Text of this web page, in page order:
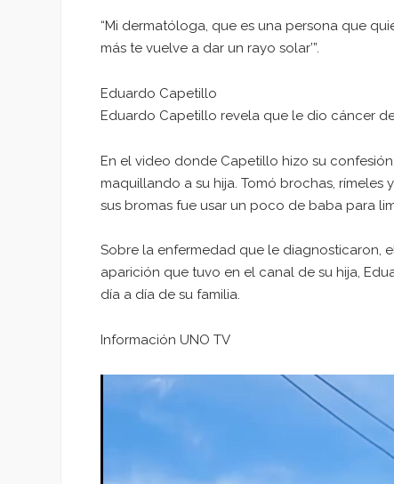
“Mi dermatóloga, que es una persona que
más te vuelve a dar un rayo solar’”.
Eduardo Capetillo
Eduardo Capetillo revela que le dio cáncer
En el video donde Capetillo hizo su
maquillando a su hija. Tomó brochas,
sus bromas fue usar un poco de baba para
Sobre la enfermedad que le diagnosticaron,
aparición que tuvo en el canal de su hija,
día a día de su familia.
Información UNO TV
Reproductor